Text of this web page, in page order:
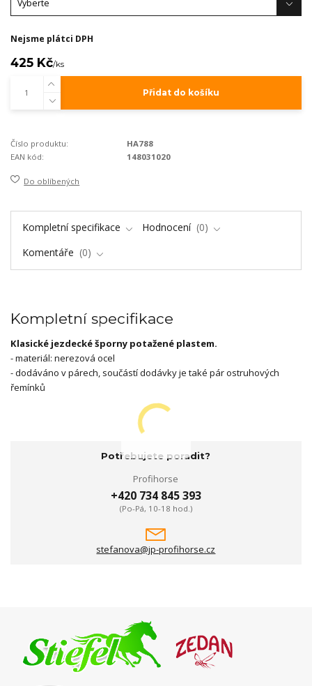
Nejsme plátci DPH
425 Kč/ks
Přidat do košíku
Číslo produktu:
HA788
EAN kód:
148031020
Do oblíbených
Kompletní specifikace Hodnocení
0
Komentáře
0
Kompletní specifikace
Klasické jezdecké šporny potažené plastem.
- materiál: nerezová ocel
- dodáváno v párech, součástí dodávky je také pár ostruhových
řemínků
Potřebujete poradit?
Profihorse
+420 734 845 393
(Po-Pá, 10-18 hod.)
stefanova@jp-profihorse.cz